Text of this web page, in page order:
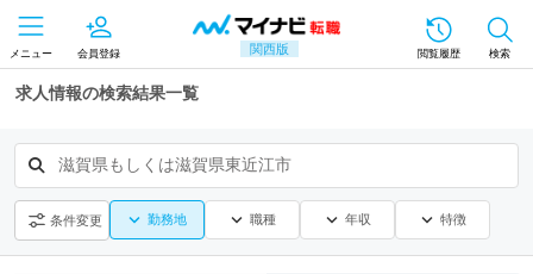
関西版
メニュー 会員登録 閲覧履歴 検索
求人情報の検索結果一覧
滋賀県もしくは滋賀県東近江市
条件変更 勤務地 職種 年収 特徴